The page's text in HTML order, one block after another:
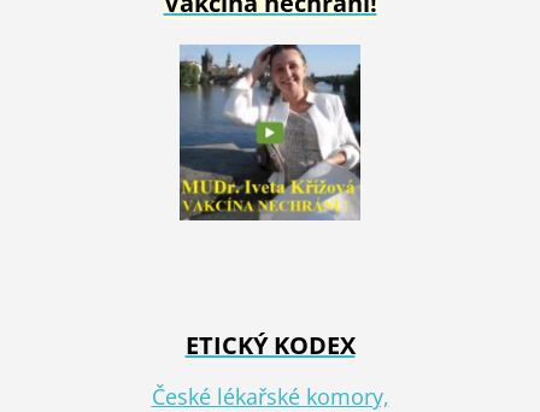
ETICKÝ KODEX
České lékařské komory,